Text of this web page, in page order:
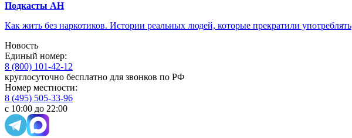
Подкасты АН
Как жить без наркотиков. Истории реальных людей, которые прекратили употреблять
Новость
Единый номер:
8 (800) 101-42-12
круглосуточно бесплатно для звонков по РФ
Номер местности:
8 (495) 505-33-96
с 10:00 до 22:00